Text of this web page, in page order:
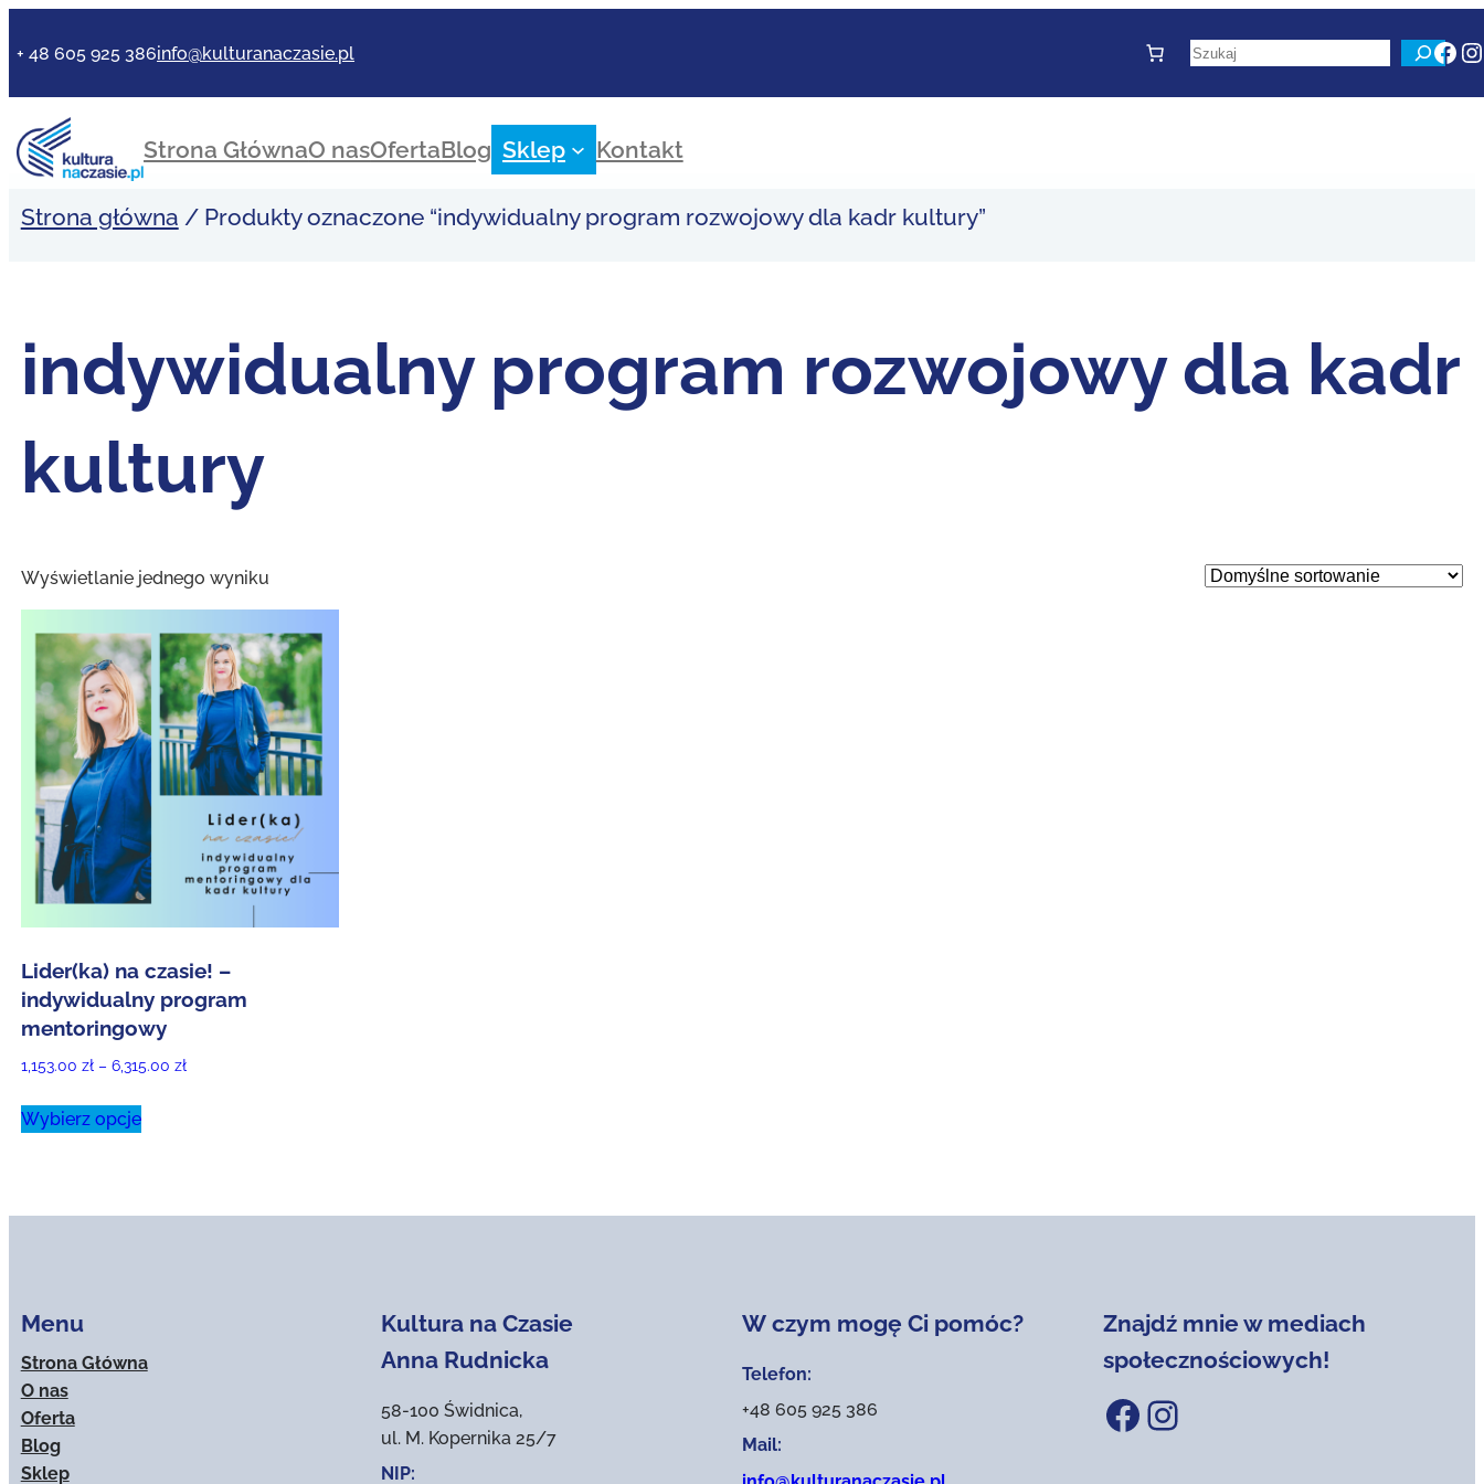
do
+ 48 605 925 386info@kulturanaczasie.pl Szukaj
Strona GłównaO nasOfertaBlog Sklep Kontakt
Strona główna / Produkty oznaczone “indywidualny program rozwojowy dla kadr kultury”
indywidualny program rozwojowy dla kadr
kultury
Wyświetlanie jednego wyniku
Lider(ka) na czasie! –
indywidualny program
mentoringowy
1,153.00 zł – 6,315.00 złZakres
Wybierz opcje
Ten
produkt
wariantów.
produktu
Menu
Strona Główna
O nas
Oferta
Blog
Sklep
Kultura na Czasie
Anna Rudnicka
58-100 Świdnica,
ul. M. Kopernika 25/7
NIP:
W czym mogę Ci pomóc?
Telefon:
+48 605 925 386
Mail:
Znajdź mnie w mediach
społecznościowych!
Facebook Instagram